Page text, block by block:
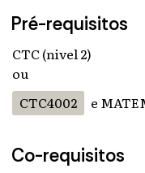
Pré-requisitos
CTC (nivel 2)
ou
CTC4002
e
Co-requisitos